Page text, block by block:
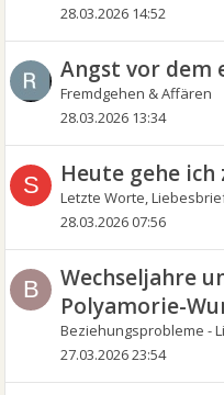
28.03.2026 14:52
Angst vor dem
Fremdgehen & Affären
28.03.2026 13:34
S Heute gehe
Letzte Worte,
28.03.2026 07:56
B
Wechseljahre
Polyamorie-
Beziehungsprobleme -
27.03.2026 23:54